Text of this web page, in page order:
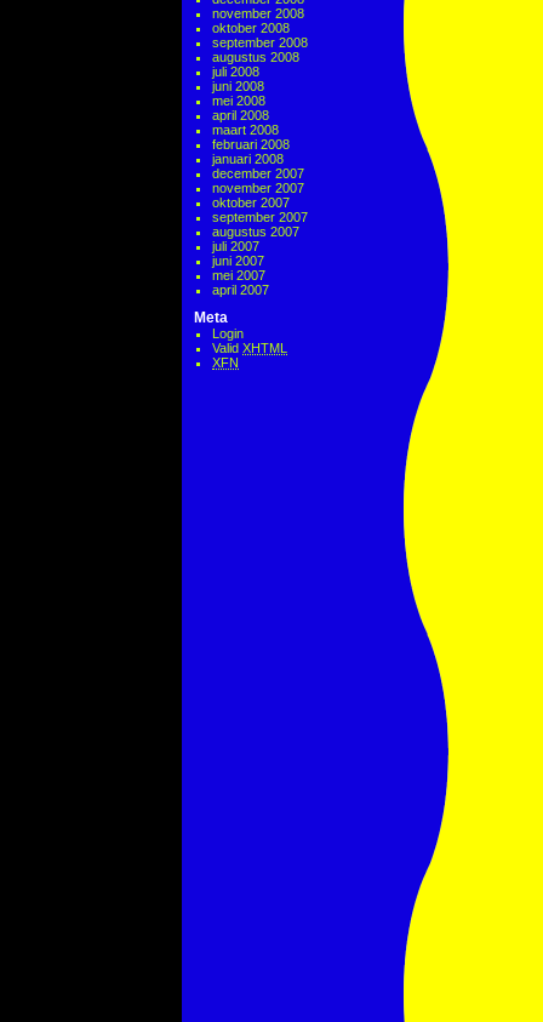
november 2008
oktober 2008
september 2008
augustus 2008
juli 2008
juni 2008
mei 2008
april 2008
maart 2008
februari 2008
januari 2008
december 2007
november 2007
oktober 2007
september 2007
augustus 2007
juli 2007
juni 2007
mei 2007
april 2007
Meta
Login
Valid XHTML
XFN